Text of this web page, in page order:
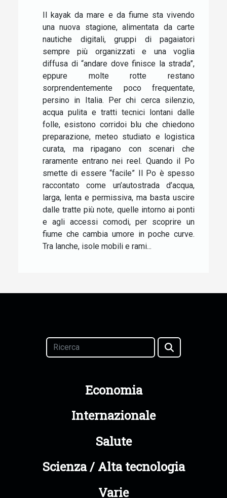
Il kayak da mare e da fiume sta vivendo
una nuova stagione, alimentata da carte
nautiche digitali, gruppi di pagaiatori
sempre più organizzati e una voglia
diffusa di “andare dove finisce la strada”,
eppure molte rotte restano
sorprendentemente poco frequentate,
persino in Italia. Per chi cerca silenzio,
acqua pulita e tratti tecnici lontani dalle
folle, esistono corridoi blu che chiedono
preparazione, meteo studiato e logistica
curata, ma ripagano con scenari che
raramente entrano nei reel. Quando il Po
smette di essere “facile” Il Po è spesso
raccontato come un’autostrada d’acqua,
larga, lenta e permissiva, ma basta uscire
dalle tratte più note, quelle intorno ai ponti
e agli accessi comodi, per scoprire un
fiume che cambia umore in poche curve.
Tra lanche, isole mobili e rami...
Economia
Internazionale
Salute
Scienza / Alta tecnologia
Varie